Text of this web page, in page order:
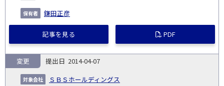
鎌田正彦
記事を見る PDF
2014-04-07
ＳＢＳホールディングス
変更